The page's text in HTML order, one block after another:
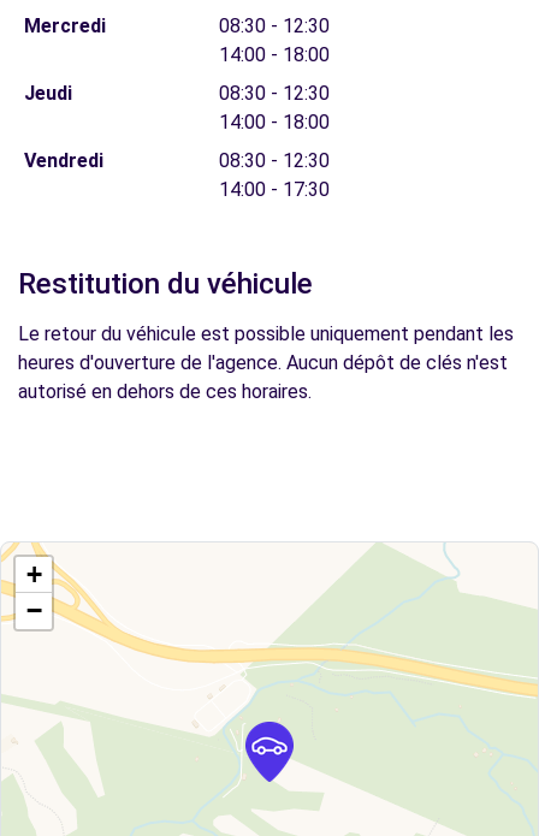
Mercredi
08:30 - 12:30
14:00 - 18:00
Jeudi
08:30 - 12:30
14:00 - 18:00
Vendredi
08:30 - 12:30
14:00 - 17:30
Restitution du véhicule
Le retour du véhicule est possible uniquement pendant les
heures d'ouverture de l'agence. Aucun dépôt de clés n'est
autorisé en dehors de ces horaires.
+
−